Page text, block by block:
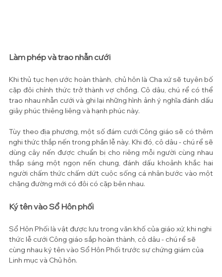
Làm phép và trao nhẫn cưới
Khi thủ tục hẹn ước hoàn thành, chủ hôn là Cha xứ sẽ tuyên bố
cặp đôi chính thức trở thành vợ chồng. Cô dâu, chú rể có thể
trao nhau nhẫn cưới và ghi lại những hình ảnh ý nghĩa đánh dấu
giây phúc thiêng liêng và hạnh phúc này.
Tùy theo địa phương, một số đám cưới Công giáo sẽ có thêm
nghi thức thắp nến trong phần lễ này. Khi đó, cô dâu - chú rể sẽ
dùng cây nến được chuẩn bị cho riêng mỗi người cùng nhau
thắp sáng một ngọn nến chung, đánh dấu khoảnh khắc hai
người chấm thức chấm dứt cuộc sống cá nhân bước vào một
chặng đường mới có đôi có cặp bên nhau.
Ký tên vào Sổ Hôn phối
Sổ Hôn Phối là vật được lưu trong văn khố của giáo xứ, khi nghi
thức lễ cưới Công giáo sắp hoàn thành, cô dâu - chú rể sẽ
cùng nhau ký tên vào Sổ Hôn Phối trước sự chứng giám của
Linh mục và Chủ hôn.